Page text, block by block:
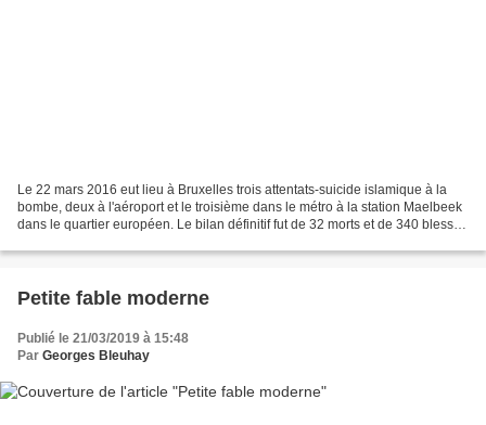
Le 22 mars 2016 eut lieu à Bruxelles trois attentats-suicide islamique à la
bombe, deux à l'aéroport et le troisième dans le métro à la station Maelbeek
dans le quartier européen. Le bilan définitif fut de 32 morts et de 340 blessés
Petite fable moderne
Publié le 21/03/2019 à 15:48
Par Georges Bleuhay